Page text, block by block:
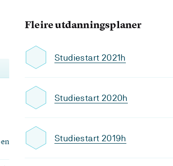
Fleire utdanningsplaner
Studiestart 2021h
Studiestart 2020h
Studiestart 2019h